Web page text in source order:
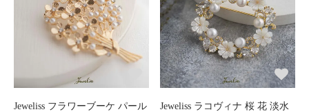
Jeweliss フラワーブーケ パール
Jeweliss ラコヴィナ 桜 花 淡水